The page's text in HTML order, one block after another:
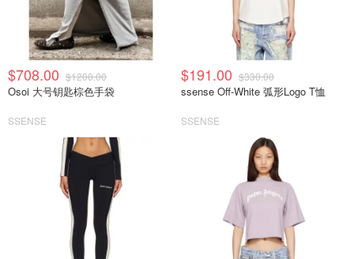
$708.00 $1200.00
Osoi 大号钥匙棕色手袋
SSENSE
$191.00 $330.00
ssense Off-White 弧形Logo T恤
SSENSE